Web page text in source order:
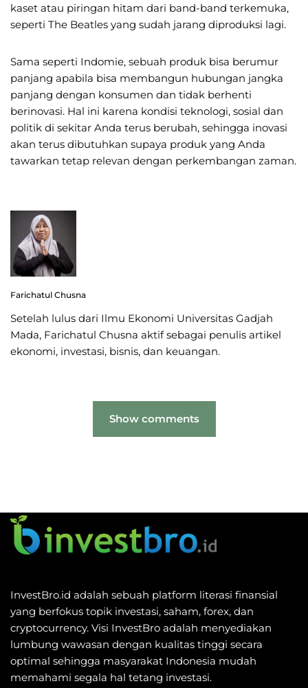
kaset atau piringan hitam dari band-band terkemuka,
seperti The Beatles yang sudah jarang diproduksi lagi.
Sama seperti Indomie, sebuah produk bisa berumur
panjang apabila bisa membangun hubungan jangka
panjang dengan konsumen dan tidak berhenti
berinovasi. Hal ini karena kondisi teknologi, sosial dan
politik di sekitar Anda terus berubah, sehingga inovasi
akan terus dibutuhkan supaya produk yang Anda
tawarkan tetap relevan dengan perkembangan zaman.
Farichatul Chusna
Setelah lulus dari Ilmu Ekonomi Universitas Gadjah
Mada, Farichatul Chusna aktif sebagai penulis artikel
ekonomi, investasi, bisnis, dan keuangan.
Show comments
InvestBro.id adalah sebuah platform literasi finansial
yang berfokus topik investasi, saham, forex, dan
cryptocurrency. Visi InvestBro adalah menyediakan
lumbung wawasan dengan kualitas tinggi secara
optimal sehingga masyarakat Indonesia mudah
memahami segala hal tetang investasi.